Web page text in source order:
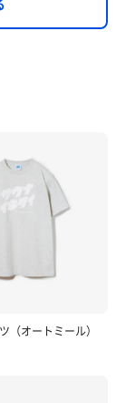
（オートミール）